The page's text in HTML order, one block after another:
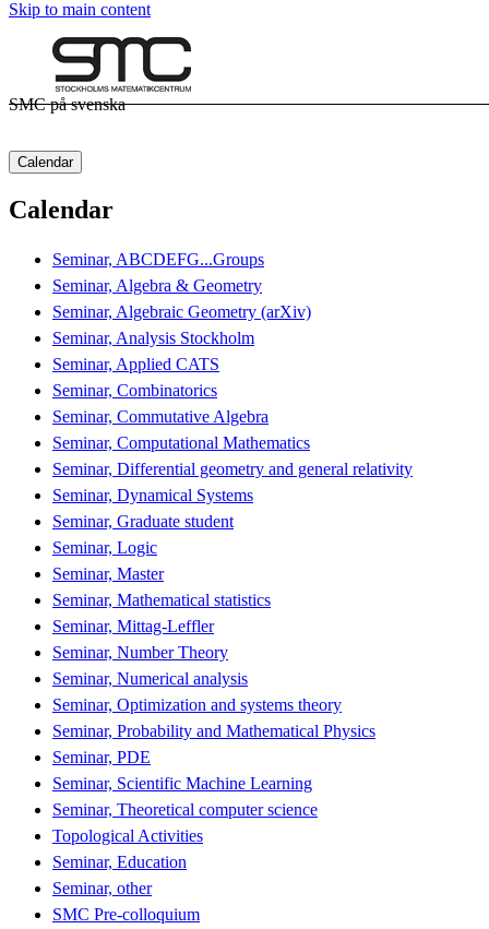
Skip to main content
SMC på svenska
Calendar
Calendar
Seminar, ABCDEFG...Groups
Seminar, Algebra & Geometry
Seminar, Algebraic Geometry (arXiv)
Seminar, Analysis Stockholm
Seminar, Applied CATS
Seminar, Combinatorics
Seminar, Commutative Algebra
Seminar, Computational Mathematics
Seminar, Differential geometry and general relativity
Seminar, Dynamical Systems
Seminar, Graduate student
Seminar, Logic
Seminar, Master
Seminar, Mathematical statistics
Seminar, Mittag-Leffler
Seminar, Number Theory
Seminar, Numerical analysis
Seminar, Optimization and systems theory
Seminar, Probability and Mathematical Physics
Seminar, PDE
Seminar, Scientific Machine Learning
Seminar, Theoretical computer science
Topological Activities
Seminar, Education
Seminar, other
SMC Pre-colloquium